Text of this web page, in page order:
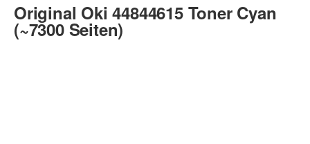
Original Oki 44844615 Toner Cyan
(~7300 Seiten)